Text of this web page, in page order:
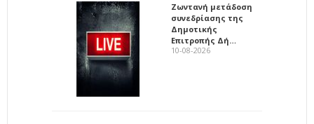
Ζωντανή μετάδοση
συνεδρίασης της
Δημοτικής
Επιτροπής Δή…
10-08-2026